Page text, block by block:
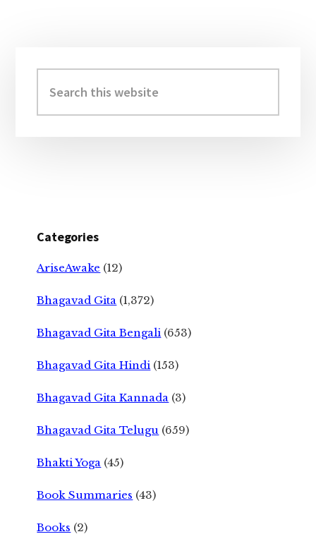
Sidebar
this
website
Categories
AriseAwake (12)
Bhagavad Gita (1,372)
Bhagavad Gita Bengali (653)
Bhagavad Gita Hindi (153)
Bhagavad Gita Kannada (3)
Bhagavad Gita Telugu (659)
Bhakti Yoga (45)
Book Summaries (43)
Books (2)